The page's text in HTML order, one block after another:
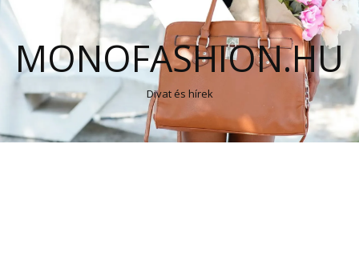
MONOFASHION.HU
Divat és hírek